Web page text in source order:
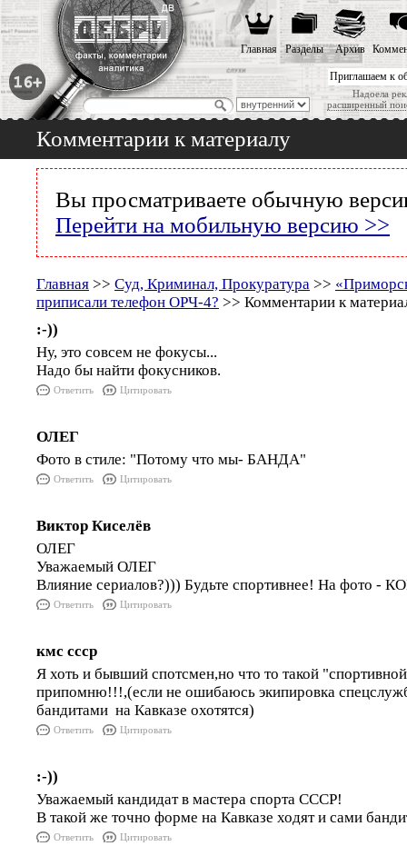
Приглашаем к
Надоела
расширенный
Главная Разделы Архив
Комментарии к материалу
Вы просматриваете обычную
Перейти на мобильную версию >>
Главная >> Суд, Криминал, Прокуратура >>
приписали телефон ОРЧ-4? >> Комментарии к
:-))
Ну, это совсем не фокусы...
Надо бы найти фокусников.
Ответить Цитировать
ОЛЕГ
Фото в стиле: "Потому что мы- БАНДА"
Ответить Цитировать
Виктор Киселёв
ОЛЕГ
Уважаемый ОЛЕГ
Влияние сериалов?))) Будьте спортивнее! На фото -
Ответить Цитировать
кмс ссср
Я хоть и бывший спотсмен,но что то такой
припомню!!!,(если не ошибаюсь экипировка
бандитами на Кавказе охотятся)
Ответить Цитировать
:-))
Уважаемый кандидат в мастера спорта СССР!
В такой же точно форме на Кавказе ходят и сами
Ответить Цитировать